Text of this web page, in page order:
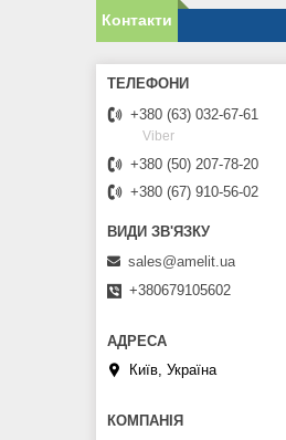
Контакти
+380 (63) 032-67-61
Viber
+380 (50) 207-78-20
+380 (67) 910-56-02
sales@amelit.ua
+380679105602
Київ, Україна